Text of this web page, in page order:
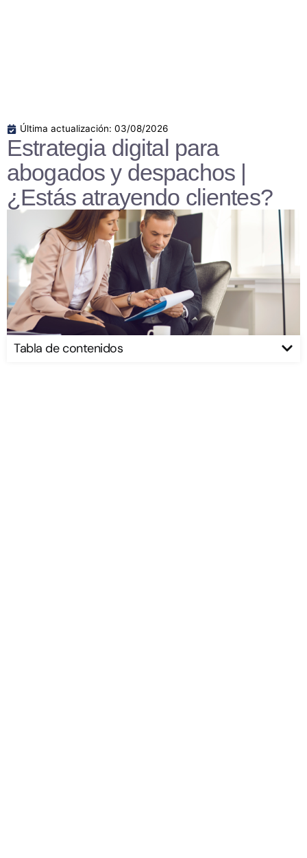
Última actualización: 03/08/2026
Estrategia digital para
abogados y despachos |
¿Estás atrayendo clientes?
Tabla de contenidos